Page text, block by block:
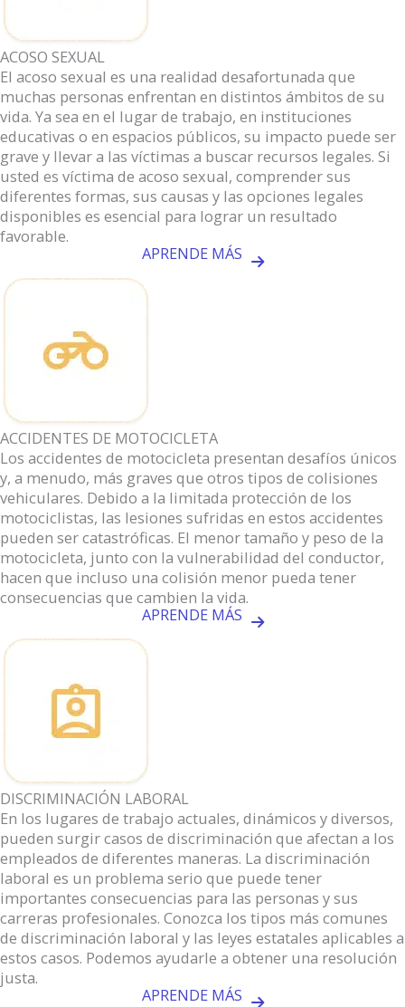
ACOSO SEXUAL
El acoso sexual es una realidad desafortunada que
muchas personas enfrentan en distintos ámbitos de su
vida. Ya sea en el lugar de trabajo, en instituciones
educativas o en espacios públicos, su impacto puede ser
grave y llevar a las víctimas a buscar recursos legales. Si
usted es víctima de acoso sexual, comprender sus
diferentes formas, sus causas y las opciones legales
disponibles es esencial para lograr un resultado
favorable.
APRENDE MÁS
ACCIDENTES DE MOTOCICLETA
Los accidentes de motocicleta presentan desafíos únicos
y, a menudo, más graves que otros tipos de colisiones
vehiculares. Debido a la limitada protección de los
motociclistas, las lesiones sufridas en estos accidentes
pueden ser catastróficas. El menor tamaño y peso de la
motocicleta, junto con la vulnerabilidad del conductor,
hacen que incluso una colisión menor pueda tener
consecuencias que cambien la vida.
APRENDE MÁS
DISCRIMINACIÓN LABORAL
En los lugares de trabajo actuales, dinámicos y diversos,
pueden surgir casos de discriminación que afectan a los
empleados de diferentes maneras. La discriminación
laboral es un problema serio que puede tener
importantes consecuencias para las personas y sus
carreras profesionales. Conozca los tipos más comunes
de discriminación laboral y las leyes estatales aplicables a
estos casos. Podemos ayudarle a obtener una resolución
justa.
APRENDE MÁS